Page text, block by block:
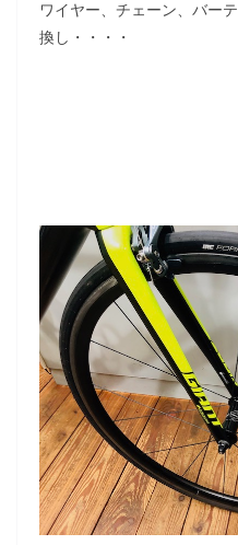
ワイヤー、チェーン、バー
換し・・・・